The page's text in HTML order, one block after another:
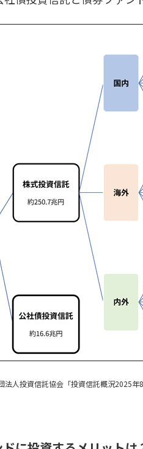
人投資信託協会「投資信託概況2025年